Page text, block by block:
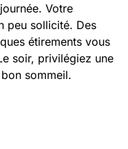
Votre
peu sollicité. Des
étirements vous
soir, privilégiez une
sommeil.